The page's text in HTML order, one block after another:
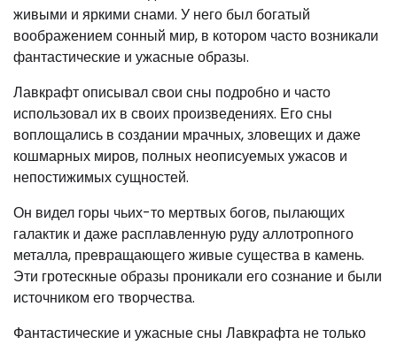
живыми и яркими снами. У него был богатый
воображением сонный мир, в котором часто возникали
фантастические и ужасные образы.
Лавкрафт описывал свои сны подробно и часто
использовал их в своих произведениях. Его сны
воплощались в создании мрачных, зловещих и даже
кошмарных миров, полных неописуемых ужасов и
непостижимых сущностей.
Он видел горы чьих-то мертвых богов, пылающих
галактик и даже расплавленную руду аллотропного
металла, превращающего живые существа в камень.
Эти гротескные образы проникали его сознание и были
источником его творчества.
Фантастические и ужасные сны Лавкрафта не только